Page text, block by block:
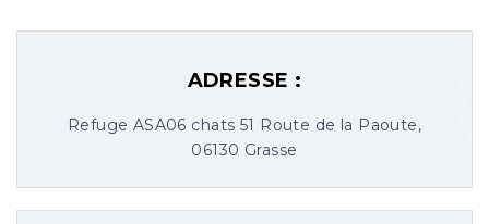
ADRESSE :
Refuge ASA06 chats 51 Route de la Paoute,
06130 Grasse